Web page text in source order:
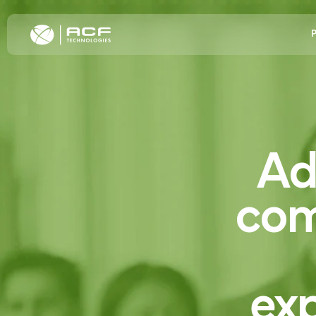
Eleve a
Aumente o
Cliente
Transformação
Atendimento